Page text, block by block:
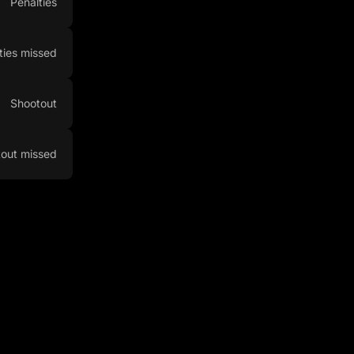
missed
Shootout
missed